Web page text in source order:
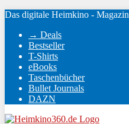
Skip
main
content
Das digitale Heimkino - Magazin
→ Deals
Bestseller
T-Shirts
eBooks
Taschenbücher
Bullet Journals
DAZN